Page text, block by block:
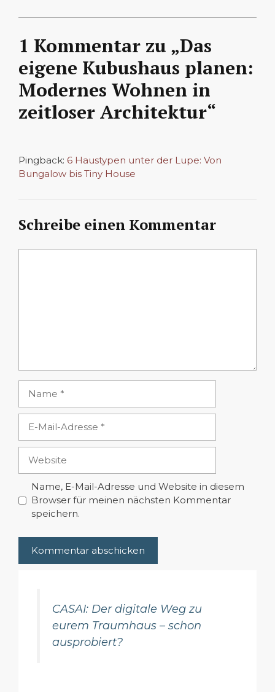
1 Kommentar zu „Das
eigene Kubushaus planen:
Modernes Wohnen in
zeitloser Architektur“
Pingback: 6 Haustypen unter der Lupe: Von
Bungalow bis Tiny House
Schreibe einen Kommentar
Mail-
Adresse
Name, E-Mail-Adresse und Website in diesem
Browser für meinen nächsten Kommentar
speichern.
CASAI: Der digitale Weg zu
eurem Traumhaus – schon
ausprobiert?